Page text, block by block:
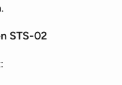
STS-02